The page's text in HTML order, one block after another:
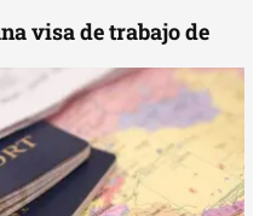
visa de trabajo de